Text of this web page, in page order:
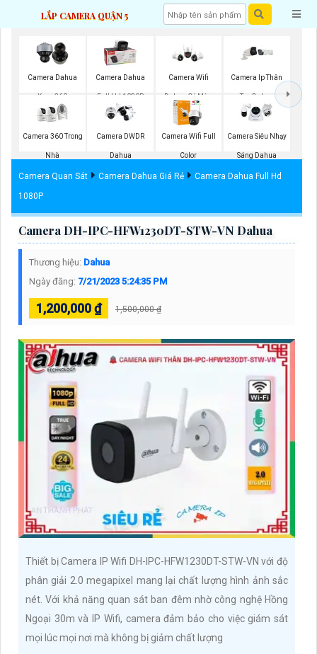
LẮP CAMERA QUẬN 5
Camera Dahua
Xoay 360
Camera Dahua
Full Hd 1080P
Camera Wifi
Dahua Có Màu
Ban Đêm
Camera Ip Thân
Trụ Dahua
Camera 360 Trong
Nhà
Camera DWDR
Dahua
Camera Wifi Full
Color
Camera Siêu Nhạy
Sáng Dahua
Camera Quan Sát Camera Dahua Giá Rẻ
Camera Dahua Full Hd
1080P
Camera DH-IPC-HFW1230DT-STW-VN Dahua
Thương hiệu: Dahua
Ngày đăng: 7/21/2023 5:24:35 PM
1,200,000 ₫ 1,500,000 ₫
Thiết bị Camera IP Wifi DH-IPC-HFW1230DT-STW-VN với độ
phân giải 2.0 megapixel mang lại chất lượng hình ảnh sắc
nét. Với khả năng quan sát ban đêm nhờ công nghệ Hồng
Ngoại 30m và IP Wifi, camera đảm bảo cho việc giám sát
mọi lúc mọi nơi mà không bị giảm chất lượng